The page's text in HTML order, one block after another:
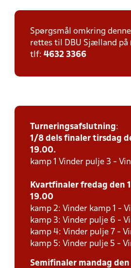
Spørgsmål omkring
rettes til DBU Sjælland på
tlf: 4632 3366
Turneringsafslutning:
1/8 dels finaler tirsdag
19.00.
kamp 1 Vinder pulje 3 -
Kvartfinaler fredag den
19.00
kamp 2: Vinder kamp 1 -
kamp 3: Vinder pulje 6 -
kamp 4: Vinder pulje 7 -
kamp 5: Vinder pulje 5 -
Semifinaler mandag